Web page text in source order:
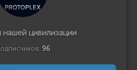
нашей цивилизации
96